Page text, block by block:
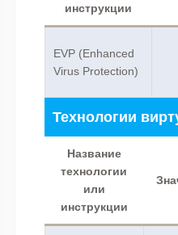
инструкции
EVP (Enhanced
Virus Protection)
Технологии
Название
технологии
или
инструкции